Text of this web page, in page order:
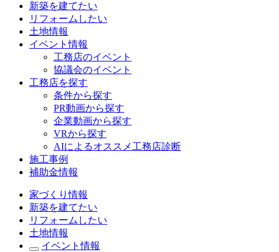
新築を建てたい
リフォームしたい
土地情報
イベント情報
工務店のイベント
協議会のイベント
工務店を探す
条件から探す
PR動画から探す
企業動画から探す
VRから探す
AIによるオススメ工務店診断
施工事例
補助金情報
家づくり情報
新築を建てたい
リフォームしたい
土地情報
イベント情報